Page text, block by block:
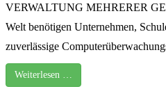
VERWALTUNG MEHRERER
Welt benötigen Unternehmen,
zuverlässige
Weiterlesen …